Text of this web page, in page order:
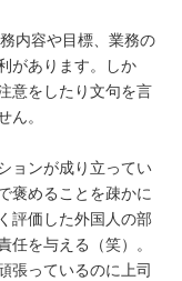
内容や目標、業務の
があります。しか
意をしたり文句を言
ん。
ョンが成り立ってい
褒めることを疎かに
評価した外国人の部
任を与える（笑）。
張っているのに上司